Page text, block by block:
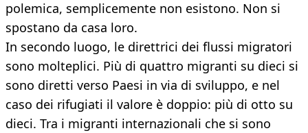
polemica, semplicemente non esistono. Non si
spostano da casa loro.
In secondo luogo, le direttrici dei flussi migratori
sono molteplici. Più di quattro migranti su dieci si
sono diretti verso Paesi in via di sviluppo, e nel
caso dei rifugiati il valore è doppio: più di otto su
dieci. Tra i migranti internazionali che si sono